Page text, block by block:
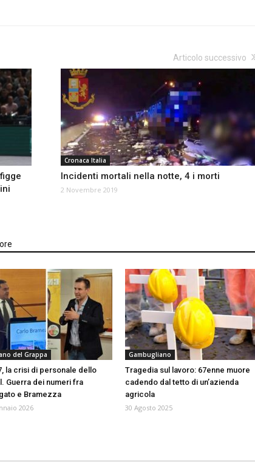
Articolo successivo
Cronaca Italia
Incidenti mortali nella notte, 4 i morti
2 Novembre 2019
del Grappa
la crisi di personale dello
Guerra dei numeri fra
e Bramezza
2026
Gambugliano
Tragedia sul lavoro: 67enne muore
cadendo dal tetto di un’azienda
agricola
30 Agosto 2025